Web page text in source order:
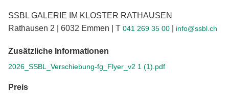
SSBL GALERIE IM KLOSTER RATHAUSEN
Rathausen 2 | 6032 Emmen | T 041 269 35 00 info@ssbl.ch
Zusätzliche Informationen
2026_SSBL_Verschiebung-fg_Flyer_v2 1 (1).pdf
Preis